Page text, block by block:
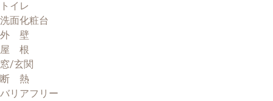
トイレ
洗面化粧台
外 壁
屋 根
窓/玄関
断 熱
バリアフリー